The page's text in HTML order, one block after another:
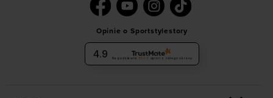
Opinie o Sportstylestory
4.9 Na podstawie 6036 opinii z całego okresu